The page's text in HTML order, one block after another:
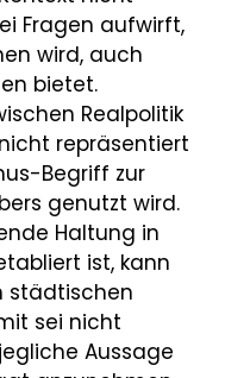
Fragen aufwirft,
wird, auch
bietet.
Realpolitik
repräsentiert
Begriff zur
genutzt wird.
Haltung in
ist, kann
städtischen
sei nicht
Aussage